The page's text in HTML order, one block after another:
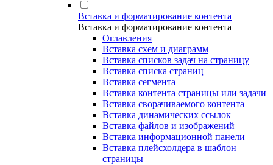
Вставка и форматирование контента
Вставка и форматирование контента
Оглавления
Вставка схем и диаграмм
Вставка списков задач на страницу
Вставка списка страниц
Вставка сегмента
Вставка контента страницы или задачи
Вставка сворачиваемого контента
Вставка динамических ссылок
Вставка файлов и изображений
Вставка информационной панели
Вставка плейсхолдера в шаблон
страницы